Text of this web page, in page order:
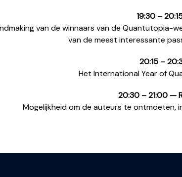
19:30 –
van de winnaars van de Quantutopia-
van de meest interessante
20:15 –
Het International Year of
20:30 – 21:00 —
Mogelijkheid om de auteurs te ontmoeten,